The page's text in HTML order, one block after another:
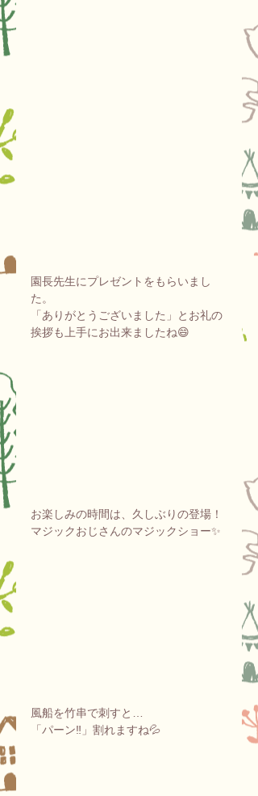
園長先生にプレゼントをもらいまし
た。
「ありがとうございました」とお礼の
挨拶も上手にお出来ましたね😄
お楽しみの時間は、久しぶりの登場！
マジックおじさんのマジックショー✨
風船を竹串で刺すと…
「パーン‼」割れますね💦